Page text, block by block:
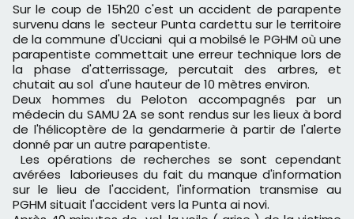
Sur le coup de 15h20 c'est un accident de parapente
survenu dans le secteur Punta cardettu sur le territoire
de la commune d'Ucciani qui a mobilsé le PGHM où une
parapentiste commettait une erreur technique lors de
la phase d'atterrissage, percutait des arbres, et
chutait au sol d'une hauteur de 10 mètres environ.
Deux hommes du Peloton accompagnés par un
médecin du SAMU 2A se sont rendus sur les lieux à bord
de l'hélicoptère de la gendarmerie à partir de l'alerte
donné par un autre parapentiste.
Les opérations de recherches se sont cependant
avérées laborieuses du fait du manque d'information
sur le lieu de l'accident, l'information transmise au
PGHM situait l'accident vers la Punta ai novi.